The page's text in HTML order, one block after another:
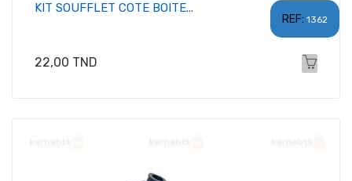
REF: 1362
KIT SOUFFLET COTE BOITE...
Prix
22,00 TND